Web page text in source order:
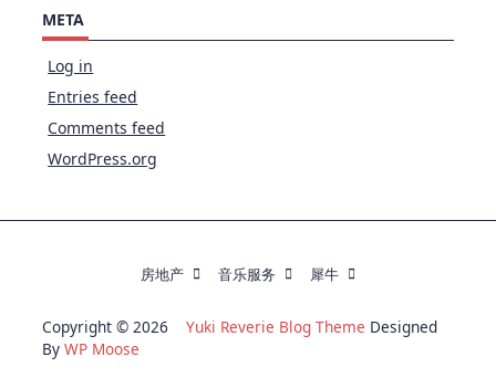
META
Log in
Entries feed
Comments feed
WordPress.org
房地产 音乐服务 犀牛
Copyright © 2026 Yuki Reverie Blog Theme Designed
By WP Moose